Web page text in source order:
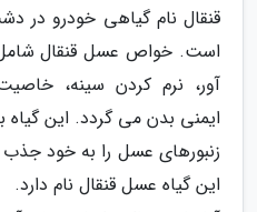
قنقال نام گیاهی خودرو در
است. خواص عسل قنقال
آور، نرم کردن سینه،
ایمنی بدن می گردد. این گیاه
زنبورهای عسل را به خود
این گیاه عسل قنقال نام دارد.